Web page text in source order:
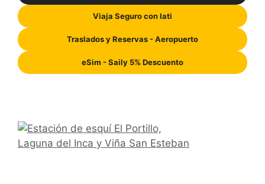
Viaja Seguro con Iati
Traslados y Reservas - Aeropuerto
eSim - Saily 5% Descuento